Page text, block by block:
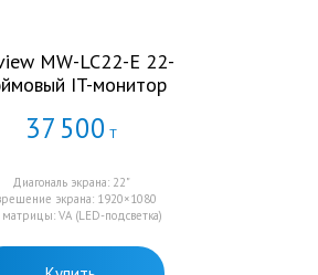
MW-LC22-E 22-
IT-монитор
37 500 Т
Диагональ экрана: 22"
экрана: 1920×1080
VA (LED-подсветка)